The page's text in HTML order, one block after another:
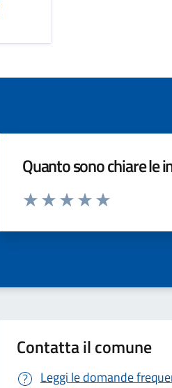
Quanto sono chiare le
Valuta da 1 a 5 stelle la pagina
Contatta il comune
Leggi le domande